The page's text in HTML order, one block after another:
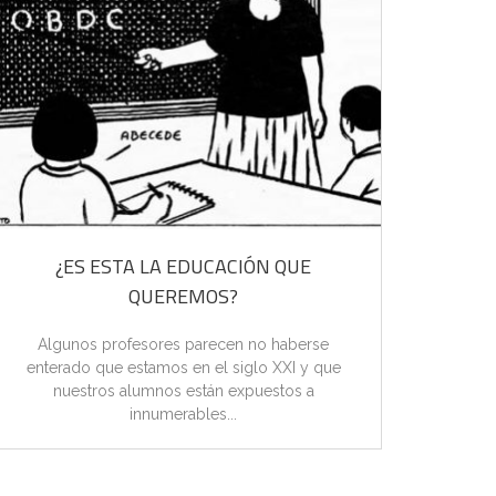
necesario:...
genética
Ingeniería genética Material...
Regulación de la
Traducción y modelo...
Duplicación y mutaciones...
salud
¿ES ESTA LA EDUCACIÓN QUE
QUEREMOS?
Algunos profesores parecen no haberse
enterado que estamos en el siglo XXI y que
nuestros alumnos están expuestos a
innumerables...